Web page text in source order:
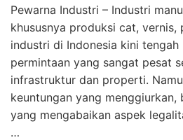
Pewarna Industri – Industri
khususnya produksi cat, vernis,
industri di Indonesia kini
permintaan yang sangat pesat
infrastruktur dan properti.
keuntungan yang menggiurkan,
yang mengabaikan aspek
…